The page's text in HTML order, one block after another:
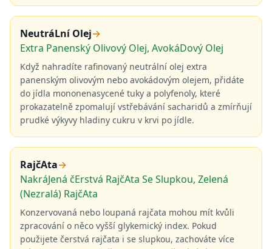
NeutráLní Olej→
Extra Panenský Olivový Olej, AvokáDový Olej
Když nahradíte rafinovaný neutrální olej extra
panenským olivovým nebo avokádovým olejem, přidáte
do jídla mononenasycené tuky a polyfenoly, které
prokazatelně zpomalují vstřebávání sacharidů a zmírňují
prudké výkyvy hladiny cukru v krvi po jídle.
RajčAta→
NakráJená čErstvá RajčAta Se Slupkou, Zelená
(Nezralá) RajčAta
Konzervovaná nebo loupaná rajčata mohou mít kvůli
zpracování o něco vyšší glykemický index. Pokud
použijete čerstvá rajčata i se slupkou, zachováte více